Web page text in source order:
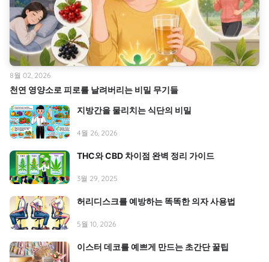
천연 영양소로 피로를 날려버리는 비밀 무기들
8월 02, 2026
지방간을 물리치는 식단의 비밀
4월 26, 2026
THC와 CBD 차이점 완벽 정리 가이드
3월 29, 2025
허리디스크를 예방하는 똑똑한 의자 사용법
5월 10, 2026
이스터 데코를 예쁘게 만드는 초간단 꿀팁